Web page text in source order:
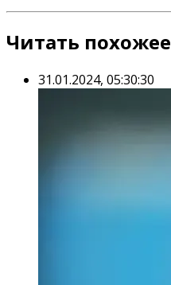
Читать похожее
31.01.2024, 05:30:30